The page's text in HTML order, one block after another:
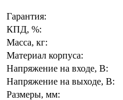
Гарантия:
КПД, %:
Масса, кг:
Материал корпуса:
Напряжение на входе, В:
Напряжение на выходе, В:
Размеры, мм: